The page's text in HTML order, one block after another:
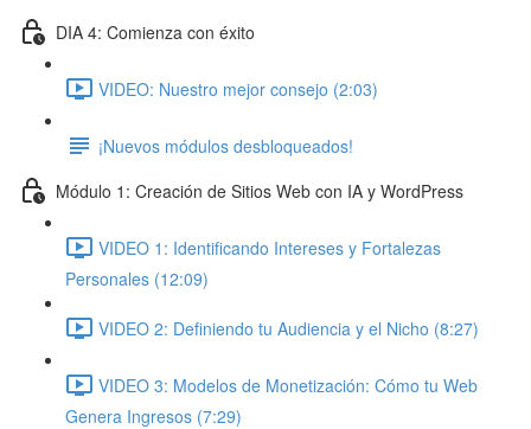
DIA 4: Comienza con éxito
VIDEO: Nuestro mejor consejo (2:03)
¡Nuevos módulos desbloqueados!
Módulo 1: Creación de Sitios Web con IA y WordPress
VIDEO 1: Identificando Intereses y Fortalezas
Personales (12:09)
VIDEO 2: Definiendo tu Audiencia y el Nicho (8:27)
VIDEO 3: Modelos de Monetización: Cómo tu Web
Genera Ingresos (7:29)